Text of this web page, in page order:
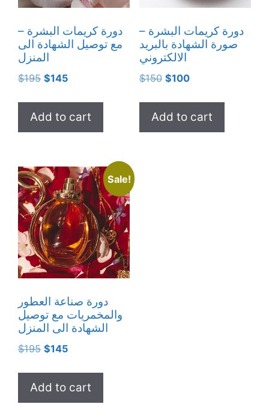
دورة كريمات البشرة –
مع توصيل الشهادة الى
المنزل
$195 Original
$195.
$145Current
$145.
Add to cart
دورة كريمات البشرة –
صورة الشهادة بالبريد
الالكتروني
$150 Original
$150.
$100Current
$100.
Add to cart
Sale!
دورة صناعة العطور
والمخمريات مع توصيل
الشهادة الى المنزل
$195 Original
$195.
$145Current
$145.
Add to cart